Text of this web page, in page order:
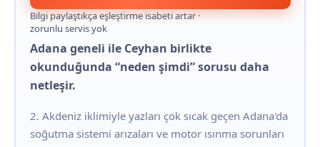
Bilgi paylaştıkça eşleştirme isabeti artar ·
zorunlu servis yok
Adana geneli ile Ceyhan birlikte
okunduğunda “neden şimdi” sorusu daha
netleşir.
2. Akdeniz iklimiyle yazları çok sıcak geçen Adana'da
soğutma sistemi arızaları ve motor ısınma sorunları